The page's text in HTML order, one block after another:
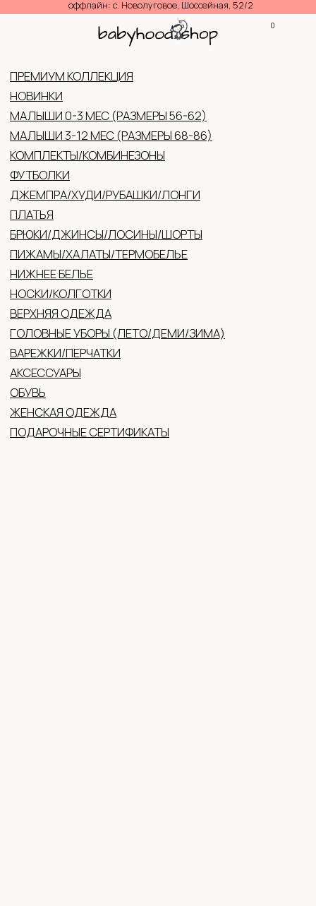
оффлайн: с. Новолуговое, Шоссейная, 52/2
ПОДАРОЧНЫЕ СЕРТИФИКАТЫ
ЖЕНСКАЯ ОДЕЖДА
ОБУВЬ
ВАРЕЖКИ/ПЕРЧАТКИ
ГОЛОВНЫЕ УБОРЫ (ЛЕТО/ДЕМИ/ЗИМА)
ВЕРХНЯЯ ОДЕЖДА
НОСКИ/КОЛГОТКИ
НИЖНЕЕ БЕЛЬЕ
ПИЖАМЫ/ХАЛАТЫ/ТЕРМОБЕЛЬЕ
ДЖЕМПРА/ХУДИ/РУБАШКИ/ЛОНГИ
ПЛАТЬЯ
ФУТБОЛКИ
КОМПЛЕКТЫ/КОМБИНЕЗОНЫ
МАЛЫШИ 3-12 МЕС (РАЗМЕРЫ 68-86)
МАЛЫШИ 0-3 МЕС (РАЗМЕРЫ 56-62)